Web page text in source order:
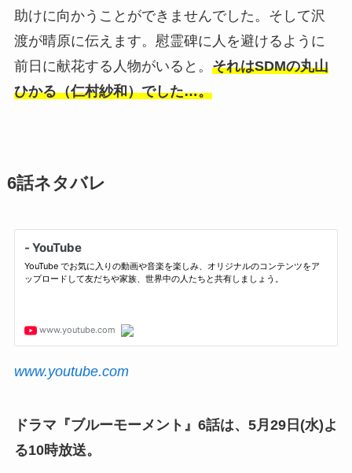
助けに向かうことができませんでした。そして沢
渡が晴原に伝えます。慰霊碑に人を避けるように
前日に献花する人物がいると。 それはSDMの丸山
ひかる（仁村紗和）でした…。
6話ネタバレ
www.youtube.com
ドラマ『ブルーモーメント』6話は、5月29日(水)よ
る10時放送。